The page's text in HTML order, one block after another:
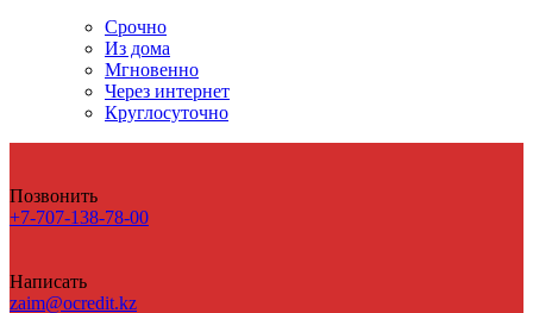
Срочно
Из дома
Мгновенно
Через интернет
Круглосуточно
Позвонить
+7-707-138-78-00
Написать
zaim@ocredit.kz